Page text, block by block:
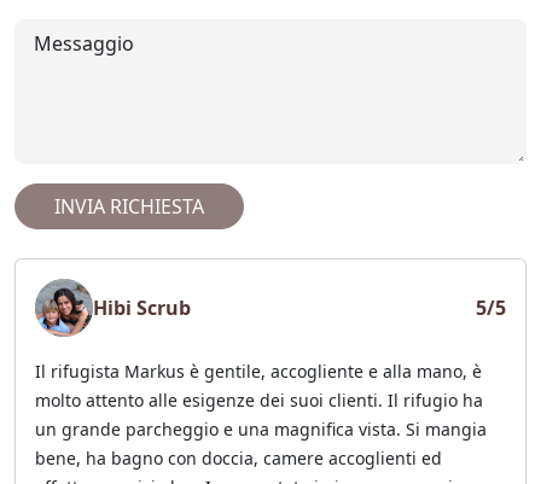
Messaggio
INVIA RICHIESTA
Hibi Scrub 5/5
Il rifugista Markus è gentile, accogliente e alla mano, è
molto attento alle esigenze dei suoi clienti. Il rifugio ha
un grande parcheggio e una magnifica vista. Si mangia
bene, ha bagno con doccia, camere accoglienti ed